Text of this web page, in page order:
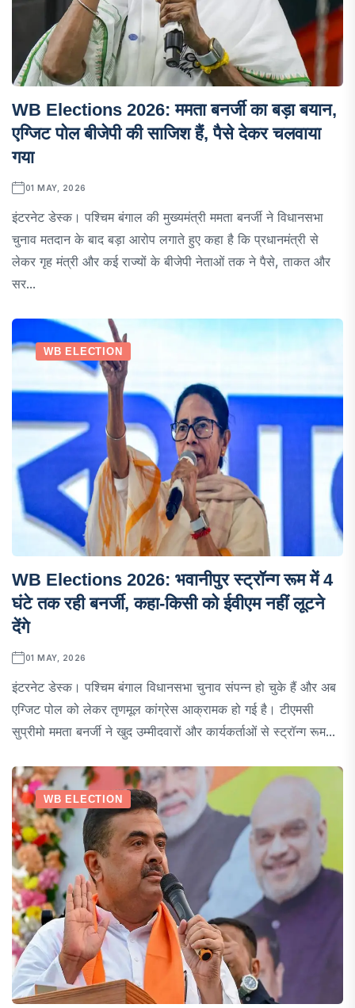
WB Elections 2026: ममता बनर्जी का बड़ा बयान,
एग्जिट पोल बीजेपी की साजिश हैं, पैसे देकर चलवाया
गया
01 MAY, 2026
इंटरनेट डेस्क। पश्चिम बंगाल की मुख्यमंत्री ममता बनर्जी ने विधानसभा
चुनाव मतदान के बाद बड़ा आरोप लगाते हुए कहा है कि प्रधानमंत्री से
लेकर गृह मंत्री और कई राज्यों के बीजेपी नेताओं तक ने पैसे, ताकत और
सर...
WB ELECTION
WB Elections 2026: भवानीपुर स्ट्रॉन्ग रूम में 4
घंटे तक रही बनर्जी, कहा-किसी को ईवीएम नहीं लूटने
देंगे
01 MAY, 2026
इंटरनेट डेस्क। पश्चिम बंगाल विधानसभा चुनाव संपन्न हो चुके हैं और अब
एग्जिट पोल को लेकर तृणमूल कांग्रेस आक्रामक हो गई है। टीएमसी
सुप्रीमो ममता बनर्जी ने खुद उम्मीदवारों और कार्यकर्ताओं से स्ट्रॉन्ग रूम...
WB ELECTION